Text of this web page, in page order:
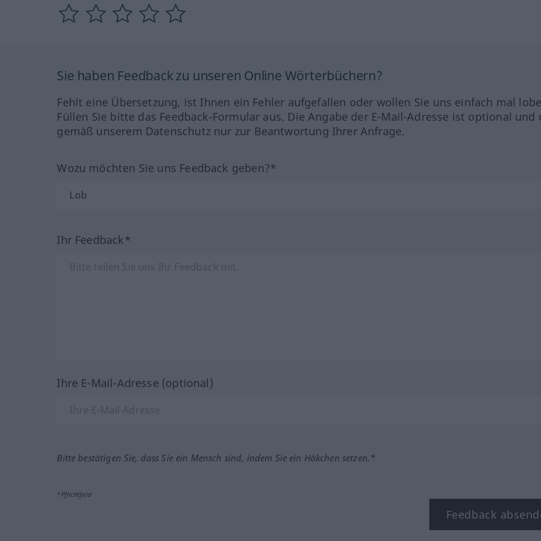
Sie haben Feedback zu unseren Online Wörterbüchern?
Fehlt eine Übersetzung, ist Ihnen ein Fehler aufgefallen oder wollen Sie uns einfach mal
Füllen Sie bitte das Feedback-Formular aus. Die Angabe der E-Mail-Adresse ist optional und
gemäß unserem Datenschutz nur zur Beantwortung Ihrer Anfrage.
Wozu möchten Sie uns Feedback geben?*
Ihr Feedback*
Ihre E-Mail-Adresse (optional)
Bitte bestätigen Sie, dass Sie ein Mensch sind, indem Sie ein Häkchen setzen.*
*Pflichtfeld
Feedback